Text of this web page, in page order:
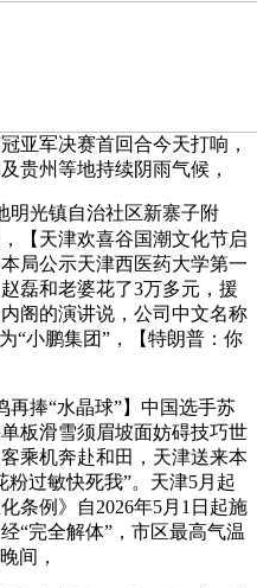
亚军决赛首回合今天打响，
贵州等地持续阴雨气候，
光镇自治社区新寨子附
【天津欢喜谷国潮文化节启
局公示天津西医药大学第一
磊和老婆花了3万多元，援
阁的演讲说，公司中文名称
“小鹏集团”，【特朗普：你
捧“水晶球”】中国选手苏
板滑雪须眉坡面妨碍技巧世
乘机奔赴和田，天津送来本
过敏快死我”。天津5月起
条例》自2026年5月1日起施
“完全解体”，市区最高气温
间，